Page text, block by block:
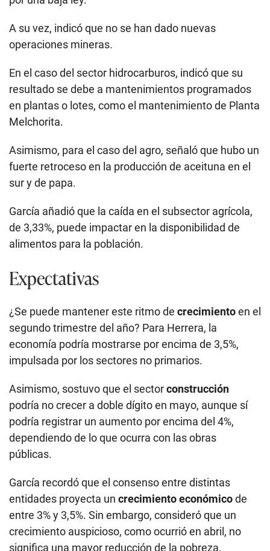
A su vez, indicó que no se han dado nuevas
operaciones mineras.
En el caso del sector hidrocarburos, indicó que su
resultado se debe a mantenimientos programados
en plantas o lotes, como el mantenimiento de Planta
Melchorita.
Asimismo, para el caso del agro, señaló que hubo un
fuerte retroceso en la producción de aceituna en el
sur y de papa.
García añadió que la caída en el subsector agrícola,
de 3,33%, puede impactar en la disponibilidad de
alimentos para la población.
Expectativas
¿Se puede mantener este ritmo de crecimientoen el
segundo trimestre del año? Para Herrera, la
economía podría mostrarse por encima de 3,5%,
impulsada por los sectores no primarios.
Asimismo, sostuvo que el sectorconstrucción
podría no crecer a doble dígito en mayo, aunque sí
podría registrar un aumento por encima del 4%,
dependiendo de lo que ocurra con las obras
públicas.
García recordó que el consenso entre distintas
entidades proyecta un crecimiento económicode
entre 3% y 3,5%. Sin embargo, consideró que un
crecimiento auspicioso, como ocurrió en abril, no
significa una mayor reducción de la pobreza.